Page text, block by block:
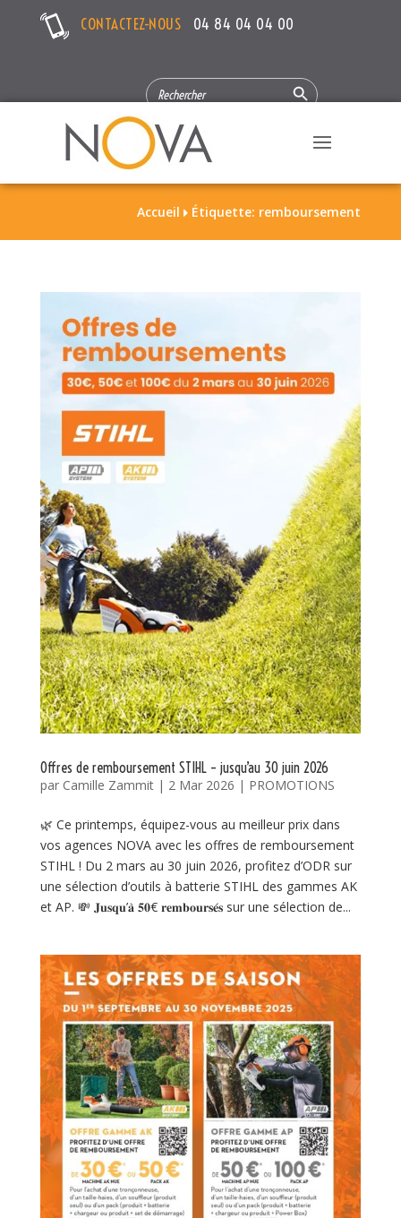
CONTACTEZ-NOUS 04 84 04 04 00
SEARCH
FOR:
Search Button
Accueil  Étiquette: remboursement
Offres de remboursement STIHL – jusqu’au 30 juin 2026
par Camille Zammit| 2 Mar 2026 | PROMOTIONS
🌿 Ce printemps, équipez-vous au meilleur prix dans
vos agences NOVA avec les offres de remboursement
STIHL ! Du 2 mars au 30 juin 2026, profitez d’ODR sur
une sélection d’outils à batterie STIHL des gammes AK
et AP. 💸 𝐉𝐮𝐬𝐪𝐮’𝐚̀ 𝟓𝟎€ 𝐫𝐞𝐦𝐛𝐨𝐮𝐫𝐬𝐞́𝐬 sur une sélection de...